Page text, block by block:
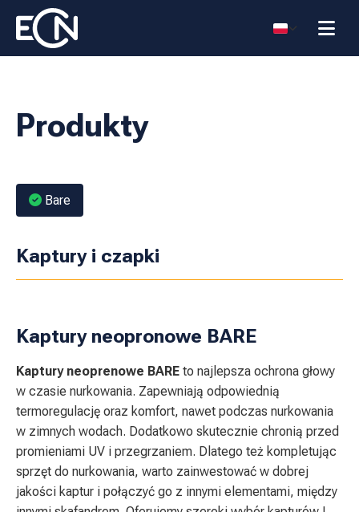
Produkty
Bare
Kaptury i czapki
Kaptury neopronowe BARE
Kaptury neoprenowe BARE to najlepsza ochrona głowy
w czasie nurkowania. Zapewniają odpowiednią
termoregulację oraz komfort, nawet podczas nurkowania
w zimnych wodach. Dodatkowo skutecznie chronią przed
promieniami UV i przegrzaniem. Dlatego też kompletując
sprzęt do nurkowania, warto zainwestować w dobrej
jakości kaptur i połączyć go z innymi elementami, między